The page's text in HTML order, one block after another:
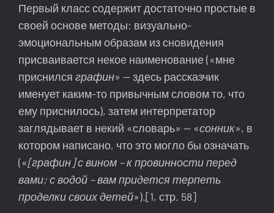
Первый класс содержит достаточно простые в
своей основе методы: визуально-
эмоциональным образам из сновидения
присваивается некое наименование («мне
приснился графин» — здесь рассказчик
именует каким-то привычным словом то, что
ему приснилось), затем интерпретатор
заглядывает в некий «словарь» — «сонник», в
котором написано, что это могло бы означать
(«[графин] с вином – к провинности перед
вами; с водой – вам придется терпеть
проделки своих детей»).[1, стр. 58]